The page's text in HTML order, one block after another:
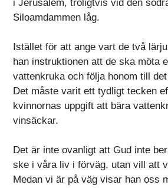
i Jerusalem, troligtvis vid den
Siloamdammen låg.
Istället för att ange vart de två
han instruktionen att de ska möta
vattenkruka och följa honom till
Det måste varit ett tydligt tecken
kvinnornas uppgift att bära
vinsäckar.
Det är inte ovanligt att Gud inte
ske i våra liv i förväg, utan vill att
Medan vi är på väg visar han oss